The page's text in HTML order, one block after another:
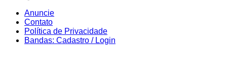
contentAnuncie
Contato
Política de Privacidade
Bandas: Cadastro / Login